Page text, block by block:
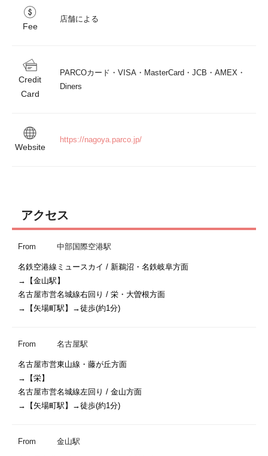
Fee
店舗による
Credit
Card
PARCOカード・VISA・MasterCard・JCB・AMEX・
Diners
Website
https://nagoya.parco.jp/
アクセス
From 中部国際空港駅
名鉄空港線ミュースカイ / 新鵜沼・名鉄岐阜方面
→【金山駅】
名古屋市営名城線右回り / 栄・大曽根方面
→【矢場町駅】→徒歩(約1分)
From 名古屋駅
名古屋市営東山線・藤が丘方面
→【栄】
名古屋市営名城線左回り / 金山方面
→【矢場町駅】→徒歩(約1分)
From 金山駅